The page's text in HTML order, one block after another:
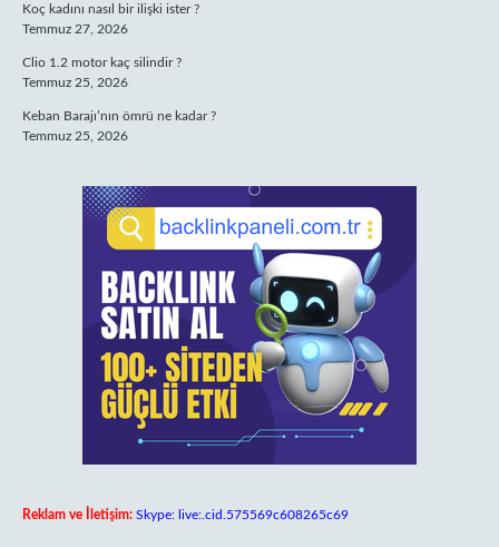
Koç kadını nasıl bir ilişki ister ?
Temmuz 27, 2026
Clio 1.2 motor kaç silindir ?
Temmuz 25, 2026
Keban Barajı’nın ömrü ne kadar ?
Temmuz 25, 2026
Reklam ve İletişim: Skype: live:.cid.575569c608265c69